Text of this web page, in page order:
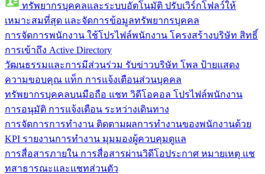
ทรัพยากรบุคคลและระบบอัตโนมัติ ปรับเวิร์กโฟลว์ให้
เหมาะสมที่สุด และจัดการข้อมูลทรัพยากรบุคคล
การจัดการพนักงาน ใช้โปรไฟล์พนักงาน โครงสร้างบริษัท สิทธิ์
การเข้าถึง Active Directory
วัฒนธรรมและการมีส่วนร่วม รับข่าวบริษัท โพล ป้ายแสดง
ความขอบคุณ แท็ก การแจ้งเตือนส่วนบุคคล
ทรัพยากรบุคคลบนมือถือ แชท วิดีโอคอล โปรไฟล์พนักงาน
การอนุมัติ การแจ้งเตือน ระหว่างเดินทาง
การจัดการการทำงาน ติดตามผลการทำงานของพนักงานด้วย
KPI รายงานการทำงาน มุมมองผู้ควบคุมดูแล
การสื่อสารภายใน การสื่อสารผ่านวิดีโอประกาศ หมายเหตุ แช
ทสาธารณะและแชทส่วนตัว